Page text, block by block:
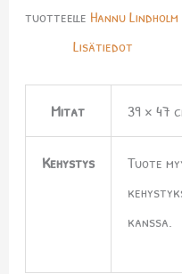
tuotteelle Hannu Lindholm
Lisätiedot
Mitat 39 × 47
Kehystys
Tuote
kanssa.